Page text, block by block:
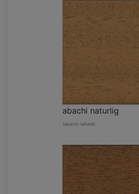
abachi naturlig
(abachi natural)